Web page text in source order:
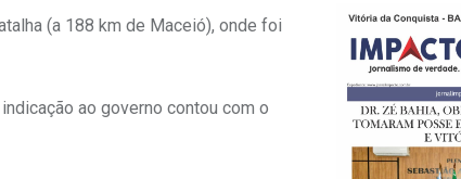
(a 188 km de Maceió), onde foi
ao governo contou com o